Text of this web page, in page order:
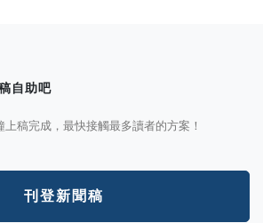
自助吧
稿完成，最快接觸最多讀者的方案！
刊登新聞稿